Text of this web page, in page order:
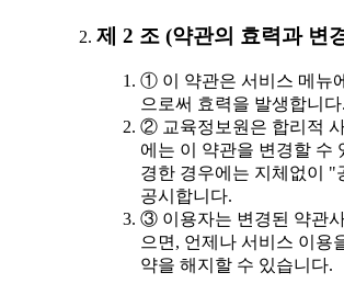
제 2 조 (약관의 효력과 변
① 이 약관은 서비스 메뉴
으로써 효력을 발생합니다.
② 교육정보원은 합리적
에는 이 약관을 변경할 수
경한 경우에는 지체없이 "
공시합니다.
③ 이용자는 변경된 약관
으면, 언제나 서비스 이용
약을 해지할 수 있습니다.